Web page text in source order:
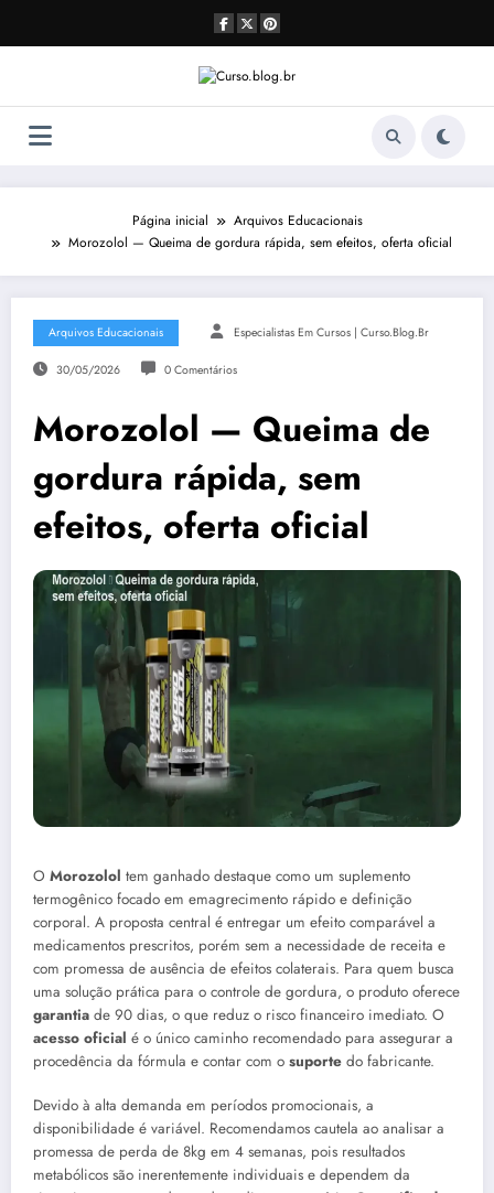
o
Página inicial
Arquivos Educacionais
Morozolol — Queima de gordura rápida, sem efeitos, oferta oficial
Arquivos Educacionais Especialistas Em Cursos | Curso.blog.br
30/05/2026 0 Comentários
Morozolol — Queima de
gordura rápida, sem
efeitos, oferta oficial
O Morozolol tem ganhado destaque como um suplemento
termogênico focado em emagrecimento rápido e definição
corporal. A proposta central é entregar um efeito comparável a
medicamentos prescritos, porém sem a necessidade de receita e
com promessa de ausência de efeitos colaterais. Para quem busca
uma solução prática para o controle de gordura, o produto oferece
garantia de 90 dias, o que reduz o risco financeiro imediato. O
acesso oficial é o único caminho recomendado para assegurar a
procedência da fórmula e contar com o suporte do fabricante.
Devido à alta demanda em períodos promocionais, a
disponibilidade é variável. Recomendamos cautela ao analisar a
promessa de perda de 8kg em 4 semanas, pois resultados
metabólicos são inerentemente individuais e dependem da